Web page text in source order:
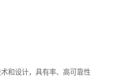
和设计，具有率、高可靠性